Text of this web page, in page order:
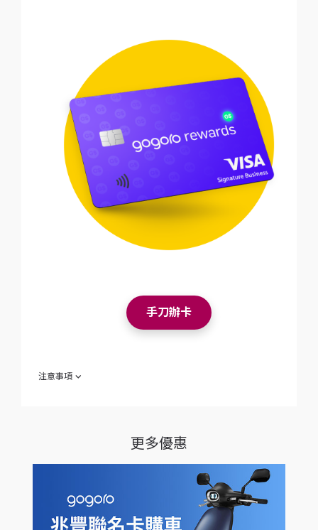
手刀辦卡
注意事項
卡」，活動辦法請詳台新聯名卡 Gogoro Rewards 優惠總
透過第三方支付平台，如 Pi 錢包、街口支付、LINE Pay、
歐付寶、支付寶等付款之交易，恕不適用本活動。
Gogoro Rewards 點數使用方式，請以 Gogoro 官網公告
更多優惠